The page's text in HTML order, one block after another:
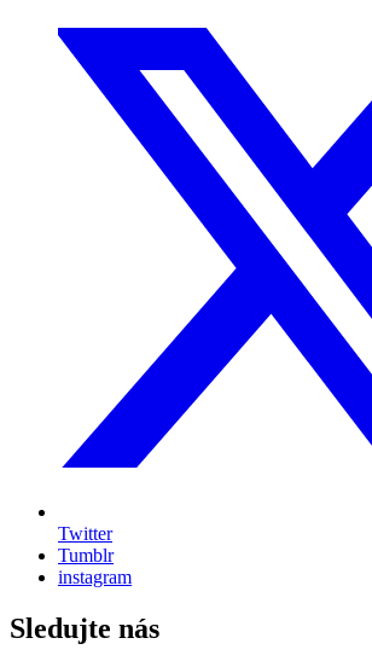
Twitter
Tumblr
instagram
Sledujte nás